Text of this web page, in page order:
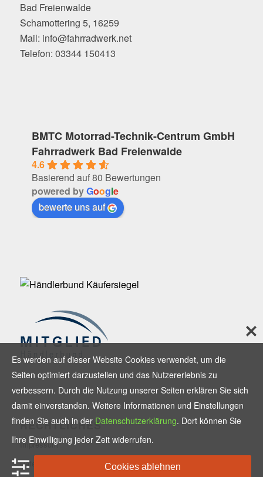
Bad Freienwalde
Schamottering 5, 16259
Mail: info@fahrradwerk.net
Telefon: 03344 150413
BMTC Motorrad-Technik-Centrum GmbH
Fahrradwerk Bad Freienwalde
4.6
Basierend auf 80 Bewertungen
powered byGoogle
bewerte uns auf
RECHTLICHES
Impressum
Datenschutzerklärung
Es werden auf dieser Website Cookies verwendet, um die
Seiten optimiert darzustellen und das Nutzererlebnis zu
verbessern. Durch die Nutzung unserer Seiten erklären Sie sich
damit einverstanden. Weitere Informationen und Einstellungen
finden Sie auch in der Datenschutzerklärung. Dort können Sie
Ihre Einwilligung jeder Zeit widerrufen.
Cookies ablehnen